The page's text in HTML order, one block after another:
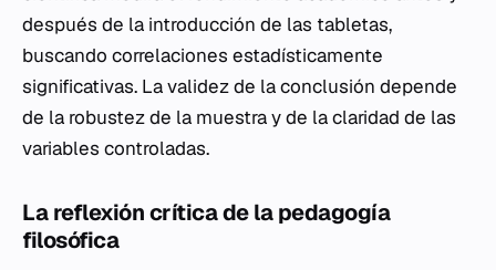
después de la introducción de las tabletas,
buscando correlaciones estadísticamente
significativas. La validez de la conclusión depende
de la robustez de la muestra y de la claridad de las
variables controladas.
La reflexión crítica de la pedagogía
filosófica